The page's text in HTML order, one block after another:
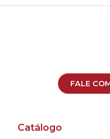
FALE
Catálogo